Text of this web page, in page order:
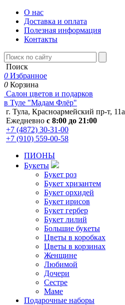
О нас
Доставка и оплата
Полезная информация
Контакты
Поиск
0 Избранное
0 Корзина
Салон цветов и подарков
в Туле "Мадам Флёр"
г. Тула, Красноармейский пр-т, 11а
Ежедневно с 8:00 до 21:00
+7 (4872) 30-31-00
+7 (910) 559-00-58
ПИОНЫ
Букеты
Букет роз
Букет хризантем
Букет орхидей
Букет ирисов
Букет гербер
Букет лилий
Большие букеты
Цветы в коробках
Цветы в корзинах
Женщине
Любимой
Дочери
Сестре
Маме
Подарочные наборы